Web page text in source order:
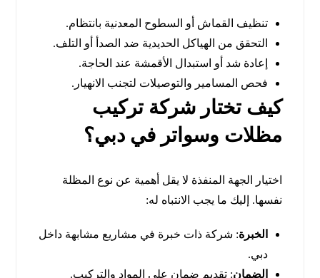
تنظيف القماش أو السطوح المعدنية بانتظام.
التحقق من الهياكل الحديدية ضد الصدأ أو التلف.
إعادة شد أو استبدال الأقمشة عند الحاجة.
فحص المسامير والتوصيلات لتجنب الانهيار.
كيف تختار شركة تركيب
مظلات وسواتر في دبي؟
اختيار الجهة المنفذة لا يقل أهمية عن نوع المظلة
نفسها. إليك ما يجب الانتباه له:
الخبرة: شركة ذات خبرة في مشاريع مشابهة داخل
دبي.
الضمان: تقديم ضمان على المواد والتركيب.